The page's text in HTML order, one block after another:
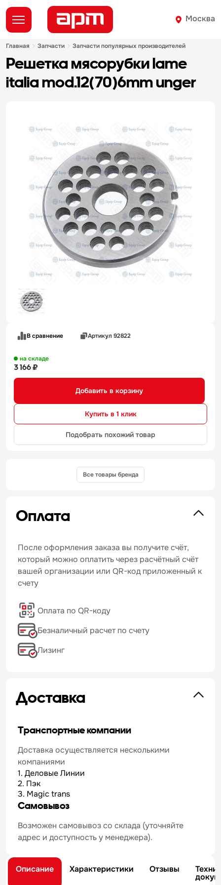
Москва
главная запчасти запчасти популярных производителей
решетка мясорубки lame
italia mod.12(70)6mm unger
В сравнение Артикул 92822
на складе
3 166 ₽
Добавить в корзину
Купить в 1 клик
Подобрать похожий товар
Все товары бренда
Оплата
После оформления заказа вы получите счёт,
который можно оплатить через расчётный счёт
вашей организации или QR-код приложенный к
счету
Оплата по QR-коду
Безналичный расчет по счету
Лизинг
Доставка
Транспортные компании
Доставка осуществляется несколькими
компаниями
1. Деловые Линии
2. Пэк
3. Magic trans
Самовывоз
Возможен самовывоз со склада (уточняйте
адрес и доступность у менеджера).
Описание Характеристики Отзывы